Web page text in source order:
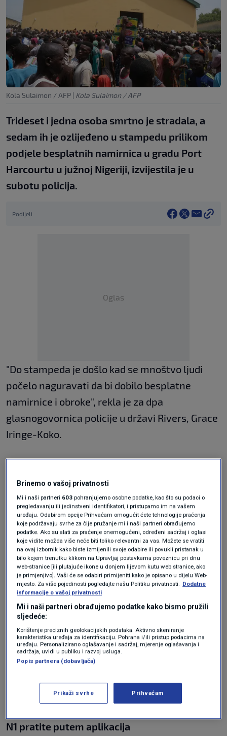
Kola Sulaimon / AFP | Kola Sulaimon / AFP
Trideset i jedna osoba smrtno je stradala, a
sedam ih je ozlijeđeno u stampedu prilikom
podjele besplatnih namirnica u gradu Port
Harcourtu u južnoj Nigeriji, izvijestila je u
subotu policija.
Podijeli
Oglas
"Do stampeda je došlo kad se mnoštvo ljudi
počelo naguravati da bi dobilo besplatne
namirnice i obroke", rekla je za dpa
glasnogovornica policije u državi Rivers, Grace
Iringe-Koko.
početka podjele hrane u gradu Port Harcourtu
došlo do naguravanja među mnoštvom
okupljenih, nakon čega je uslijedio stampedo,
rekla je.
Lokalni mediji ranije su izvijestili da su se ljudi
okupili na dobrotvornoj manifestaciji pod
nazivom "Kupujte besplatno" održanoj u Polo
klubu u Port Harcourtu.
Mnogi su na ulaz čekali već od petka.
obližnju gradsku vojnu bolnicu.
N1 pratite putem aplikacija
Brinemo o vašoj privatnosti
Mi i naši partneri 603 pohranjujemo osobne podatke, kao što su podaci o
pregledavanju ili jedinstveni identifikatori, i pristupamo im na vašem
uređaju. Odabirom opcije Prihvaćam omogućit ćete tehnologije praćenja
koje podržavaju svrhe za čije pružanje mi i naši partneri obrađujemo
podatke. Ako su alati za praćenje onemogućeni, određeni sadržaj i oglasi
koje vidite možda više neće biti toliko relevantni za vas. Možete se vratiti
na ovaj izbornik kako biste izmijenili svoje odabire ili povukli pristanak u
bilo kojem trenutku klikom na Upravljaj postavkama poveznicu pri dnu
web-stranice [ili plutajuće ikone u donjem lijevom kutu web stranice, ako
je primjenjivo]. Vaši će se odabiri primijeniti kako je opisano u dijelu Web-
mjesto. Za više pojedinosti pogledajte našu Politiku privatnosti. Dodatne
informacije o vašoj privatnosti
Mi i naši partneri obrađujemo podatke kako bismo pružili
sljedeće:
Korištenje preciznih geolokacijskih podataka. Aktivno skeniranje
karakteristika uređaja za identifikaciju. Pohrana i/ili pristup podacima na
uređaju. Personalizirano oglašavanje i sadržaj, mjerenje oglašavanja i
sadržaja, uvidi u publiku i razvoj usluga.
Popis partnera (dobavljača)
Prikaži svrhe Prihvaćam